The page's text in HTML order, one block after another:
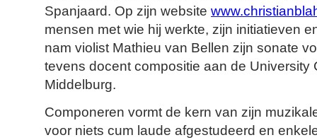
Spanjaard. Op zijn website
mensen met wie hij werkte, zijn initiatieven
nam violist Mathieu van Bellen zijn sonate
tevens docent compositie aan de
Middelburg.
Componeren vormt de kern van zijn
voor niets cum laude afgestudeerd en